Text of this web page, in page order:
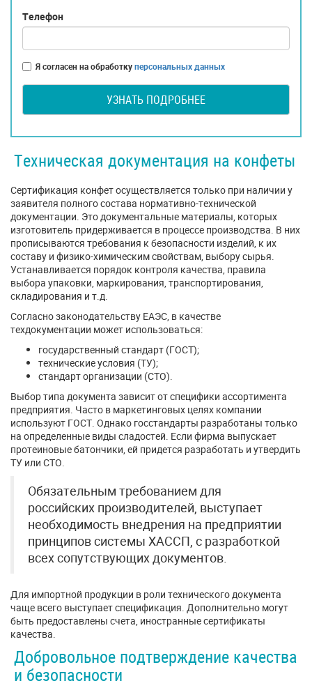
Телефон
Я согласен на обработкуперсональных данных
УЗНАТЬ ПОДРОБНЕЕ
Техническая документация на конфеты
Сертификация конфет осуществляется только при наличии у
заявителя полного состава нормативно-технической
документации. Это документальные материалы, которых
изготовитель придерживается в процессе производства. В них
прописываются требования к безопасности изделий, к их
составу и физико-химическим свойствам, выбору сырья.
Устанавливается порядок контроля качества, правила
выбора упаковки, маркирования, транспортирования,
складирования и т.д.
Согласно законодательству ЕАЭС, в качестве
техдокументации может использоваться:
государственный стандарт (ГОСТ);
технические условия (ТУ);
стандарт организации (СТО).
Выбор типа документа зависит от специфики ассортимента
предприятия. Часто в маркетинговых целях компании
используют ГОСТ. Однако госстандарты разработаны только
на определенные виды сладостей. Если фирма выпускает
протеиновые батончики, ей придется разработать и утвердить
ТУ или СТО.
Обязательным требованием для
российских производителей, выступает
необходимость внедрения на предприятии
принципов системы ХАССП, с разработкой
всех сопутствующих документов.
Для импортной продукции в роли технического документа
чаще всего выступает спецификация. Дополнительно могут
быть предоставлены счета, иностранные сертификаты
качества.
Добровольное подтверждение качества
и безопасности